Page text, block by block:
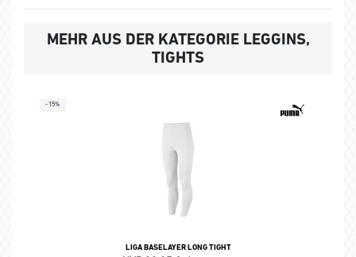
MEHR AUS DER KATEGORIE LEGGINS,
TIGHTS
-15%
LIGA BASELAYER LONG TIGHT